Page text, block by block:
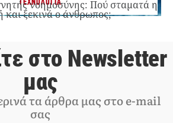
ΤΕΧΝΟΛΟΓΙΑ
νοημοσύνης: Πού σταματά η
και ξεκινά ο άνθρωπος;
στο Newsletter
μας
τα άρθρα μας στο e-mail
σας